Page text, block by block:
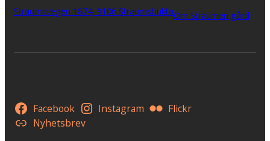
Straumsvegen 1874, 9106 StraumsbuktaOm Straumen gård
Facebook Instagram
Flickr
Nyhetsbrev